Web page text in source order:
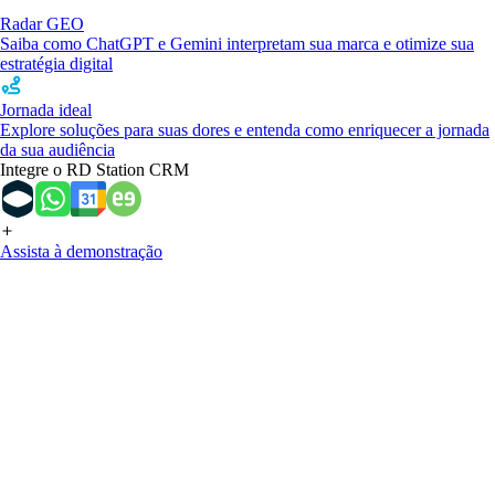
Radar GEO
Saiba como ChatGPT e Gemini interpretam sua marca e otimize sua
estratégia digital
Jornada ideal
Explore soluções para suas dores e entenda como enriquecer a jornada
da sua audiência
Integre o RD Station CRM
Assista à demonstração